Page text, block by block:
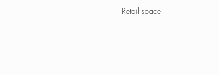
Retail space